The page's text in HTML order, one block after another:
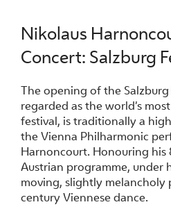
Nikolaus
Concert: Salzburg
The opening of the
regarded as the world’s
festival, is traditionally a
the Vienna Philharmonic
Harnoncourt. Honouring
Austrian programme, under
moving, slightly
century Viennese dance.